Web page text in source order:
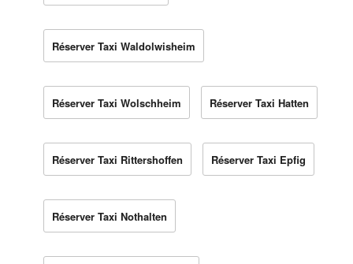
Réserver Taxi Waldolwisheim
Réserver Taxi Wolschheim Réserver Taxi Hatten
Réserver Taxi Rittershoffen Réserver Taxi Epfig
Réserver Taxi Nothalten